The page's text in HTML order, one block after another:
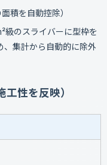
積を自動控除）
級のスライバーに型枠を
、集計から自動的に除外
性を反映）